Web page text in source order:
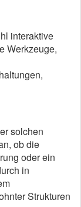
interaktive
Werkzeuge,
solchen
ob die
oder ein
in
Strukturen